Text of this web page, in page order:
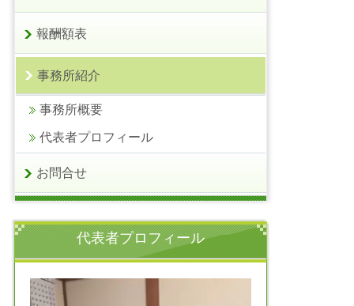
報酬額表
事務所紹介
事務所概要
代表者プロフィール
お問合せ
代表者プロフィール